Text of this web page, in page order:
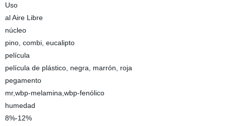
Uso
al Aire Libre
núcleo
pino, combi, eucalipto
película
película de plástico, negra, marrón, roja
pegamento
mr,wbp-melamina,wbp-fenólico
humedad
8%-12%